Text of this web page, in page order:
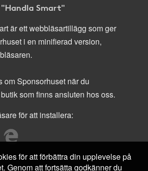
Smart"
är ett webbläsartillägg som ger
i en minifierad version,
om Sponsorhuset när du
som finns ansluten hos oss.
för att installera:
för att förbättra din upplevelse på
Genom att fortsätta godkänner du